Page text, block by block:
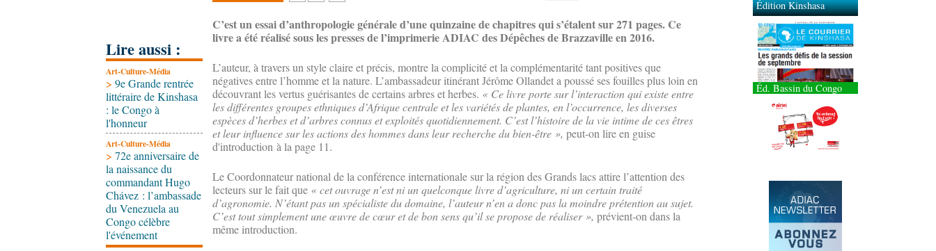
Lire aussi :
Art-Culture-Média
> 9e Grande rentrée
littéraire de Kinshasa
: le Congo à
l'honneur
Art-Culture-Média
> 72e anniversaire de
la naissance du
commandant Hugo
Chávez : l’ambassade
du Venezuela au
Congo célèbre
l'événement
C’est un essai d’anthropologie générale d’une quinzaine de chapitres qui s’étalent sur 271 pages. Ce
livre a été réalisé sous les presses de l’imprimerie ADIAC des Dépêches de Brazzaville en 2016.
L’auteur, à travers un style claire et précis, montre la complicité et la complémentarité tant positives que
négatives entre l’homme et la nature. L’ambassadeur itinérant Jérôme Ollandet a poussé ses fouilles plus loin en
découvrant les vertus guérisantes de certains arbres et herbes. « Ce livre porte sur l’interaction qui existe entre
les différentes groupes ethniques d’Afrique centrale et les variétés de plantes, en l’occurrence, les diverses
espèces d’herbes et d’arbres connus et exploités quotidiennement. C’est l’histoire de la vie intime de ces êtres
et leur influence sur les actions des hommes dans leur recherche du bien-être », peut-on lire en guise
d'introduction à la page 11.
Le Coordonnateur national de la conférence internationale sur la région des Grands lacs attire l’attention des
lecteurs sur le fait que « cet ouvrage n’est ni un quelconque livre d’agriculture, ni un certain traité
d’agronomie. N’étant pas un spécialiste du domaine, l’auteur n’en a donc pas la moindre prétention au sujet.
C’est tout simplement une œuvre de cœur et de bon sens qu’il se propose de réaliser », prévient-on dans la
même introduction.
Éd. Bassin du Congo